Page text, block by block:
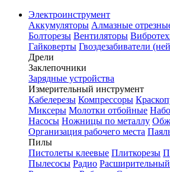
Электроинструмент
Аккумуляторы Алмазные
Болторезы Вентиляторы
Гайковерты Гвоздезабиватели
Дрели
Заклепочники
Зарядные устройства
Измерительный инструмент
Кабелерезы Компрессоры
Миксеры Молотки отбойные
Насосы Ножницы по металлу
Организация рабочего места
Пилы
Пистолеты клеевые Плиткорезы
Пылесосы Радио